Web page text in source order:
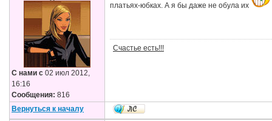
С нами с 02 июл 2012,
16:16
Сообщения: 816
платьях-юбках. А я бы даже не обула их
Счастье есть!!!
Вернуться к началу